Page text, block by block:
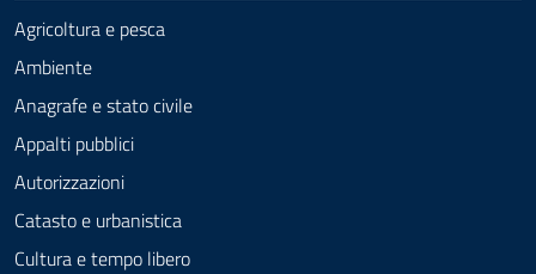
Agricoltura e pesca
Ambiente
Anagrafe e stato civile
Appalti pubblici
Autorizzazioni
Catasto e urbanistica
Cultura e tempo libero